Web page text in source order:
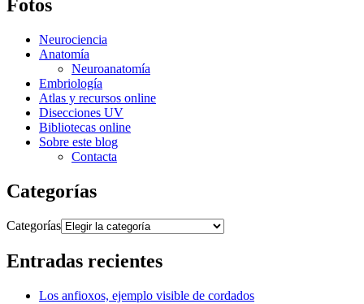
Fotos
Neurociencia
Anatomía
Neuroanatomía
Embriología
Atlas y recursos online
Disecciones UV
Bibliotecas online
Sobre este blog
Contacta
Categorías
Categorías
Entradas recientes
Los anfioxos, ejemplo visible de cordados